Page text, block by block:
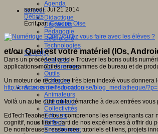
Agenda
Innover
Didactique
Dispositifs
Pédagogie
Recherche
Technologies
Savoir(s)
Analyses
Conférences
Outils
Pratiques
Acteurs de l'éducation
Animateurs
Chercheurs
Collectivités
Editeurs
EdTech
Encadrement
samedi, Jui 21 2014
Débats
Écrit parCanope Oise
et/ou Quel est votre matériel (IOs,
Dans un précédent article Trouver les bons outils
applications mobiles, programmes de bureau et de
Un moteur de recherche très bien indexé vous donnera
http://crdp.ac-amiens.fr/cddpoise/blog_mediatheque/
Voilà un autre outil ou la démarche à deux entrées
EdTechTeacher, nous comprenons les enseignants
cognitif, nous tirons parti de nos expériences à offrir du
De nombreuses ressources, tutoriels et liens, projets